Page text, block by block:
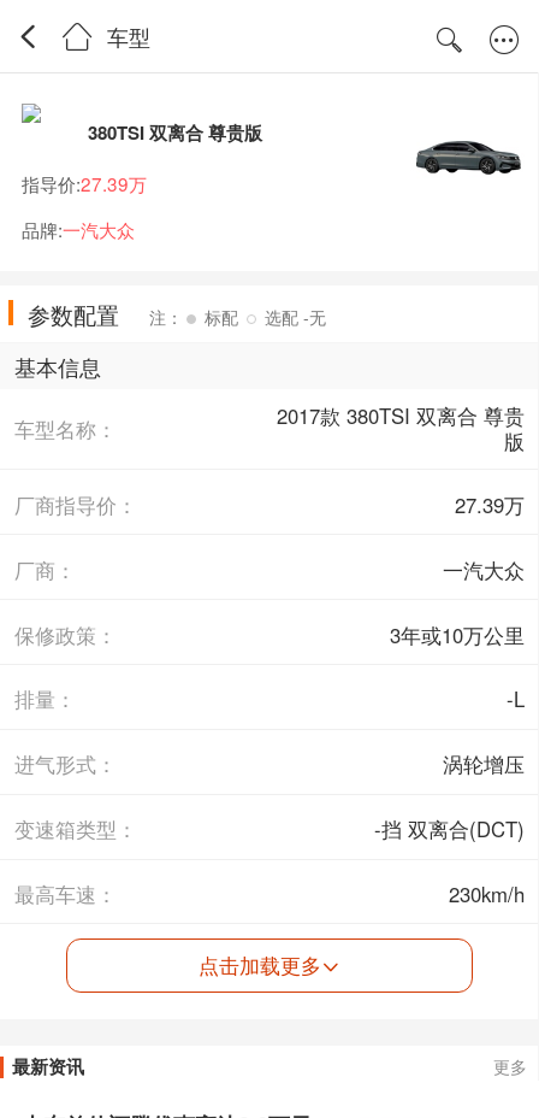
车型
380TSI 双离合 尊贵版
指导价:27.39万
品牌:一汽大众
参数配置 注： 标配 选配 -无
基本信息
车型名称：
2017款 380TSI 双离合 尊贵
版
厂商指导价： 27.39万
厂商： 一汽大众
保修政策： 3年或10万公里
排量： -L
进气形式： 涡轮增压
变速箱类型： -挡 双离合(DCT)
最高车速： 230km/h
点击加载更多
最新资讯 更多